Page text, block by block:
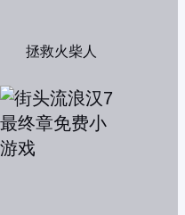
拯救火柴人